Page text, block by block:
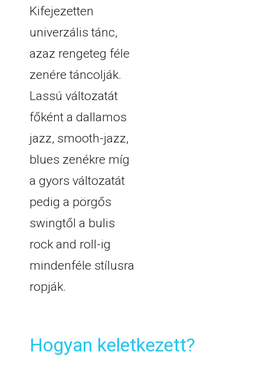
Kifejezetten
univerzális tánc,
azaz rengeteg féle
zenére táncolják.
Lassú változatát
főként a dallamos
jazz, smooth-jazz,
blues zenékre míg
a gyors változatát
pedig a pörgős
swingtől a bulis
rock and roll-ig
mindenféle stílusra
ropják.
Hogyan keletkezett?